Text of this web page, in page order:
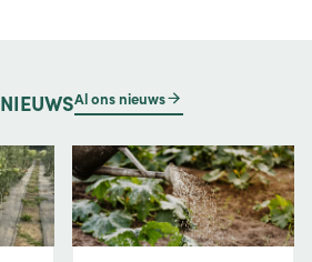
NIEUWSAl ons nieuws